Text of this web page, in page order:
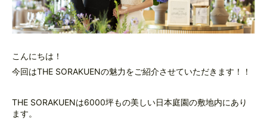
こんにちは！
今回はTHE SORAKUENの魅力をご紹介させていただきます！！
THE SORAKUENは6000坪もの美しい日本庭園の敷地内にあり
ます。